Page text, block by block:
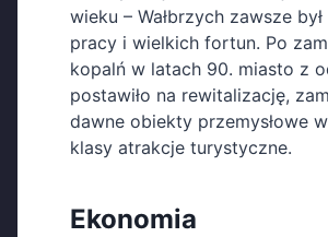
wieku – Wałbrzych zawsze
pracy i wielkich fortun. Po
kopalń w latach 90. miasto z
postawiło na rewitalizację,
dawne obiekty przemysłowe
klasy atrakcje turystyczne.
Ekonomia